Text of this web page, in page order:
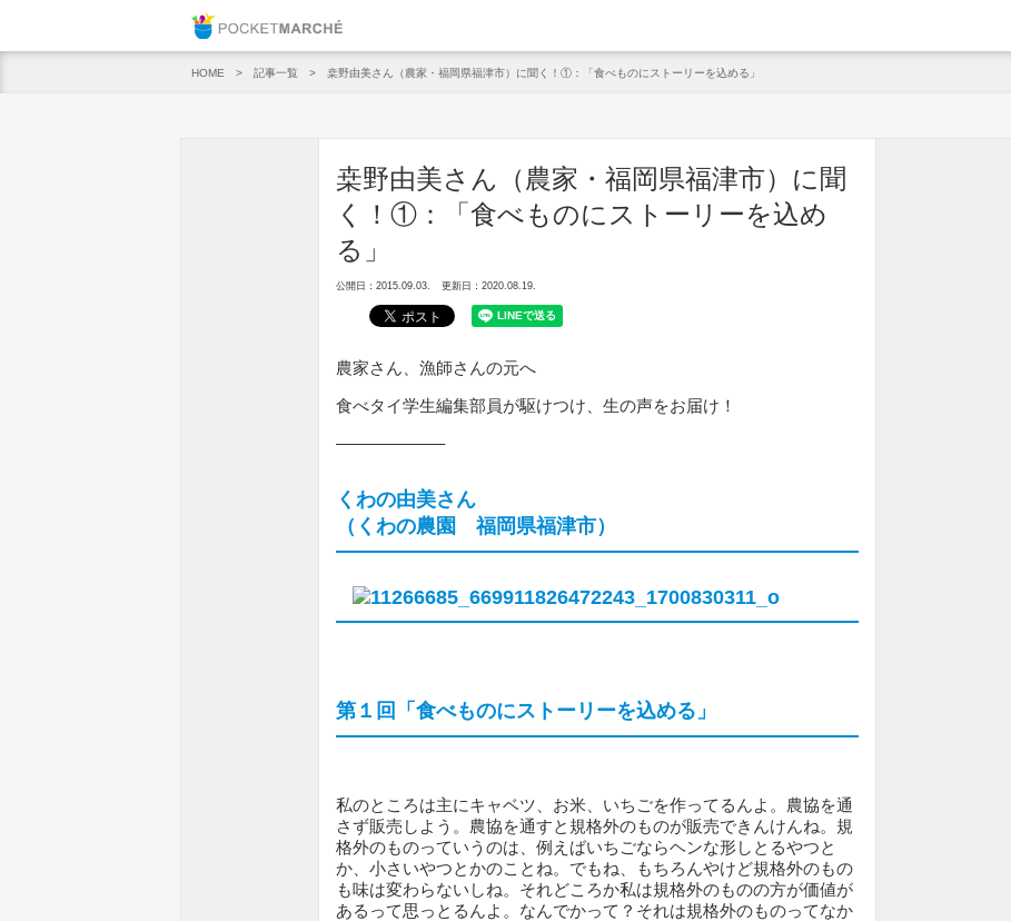
HOME 記事一覧 桒野由美さん（農家・福岡県福津市）に聞く！①：「食べものにストーリーを込める」
桒野由美さん（農家・福岡県福津市）に聞
く！①：「食べものにストーリーを込め
る」
公開日：2015.09.03. 更新日：2020.08.19.
農家さん、漁師さんの元へ
食べタイ学生編集部員が駆けつけ、生の声をお届け！
——————–
くわの由美さん
（くわの農園 福岡県福津市）
第１回「食べものにストーリーを込める」
私のところは主にキャベツ、お米、いちごを作ってるんよ。農協を通
さず販売しよう。農協を通すと規格外のものが販売できんけんね。規
格外のものっていうのは、例えばいちごならヘンな形しとるやつと
か、小さいやつとかのことね。でもね、もちろんやけど規格外のもの
も味は変わらないしね。それどころか私は規格外のものの方が価値が
あるって思っとるんよ。なんでかって？それは規格外のものってなか